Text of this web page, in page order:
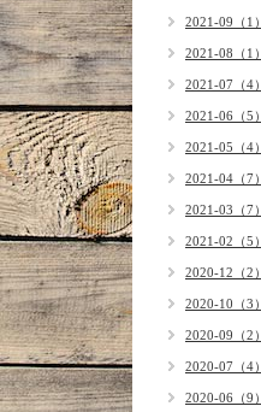
2021-09（1）
2021-08（1）
2021-07（4）
2021-06（5）
2021-05（4）
2021-04（7）
2021-03（7）
2021-02（5）
2020-12（2）
2020-10（3）
2020-09（2）
2020-07（4）
2020-06（9）